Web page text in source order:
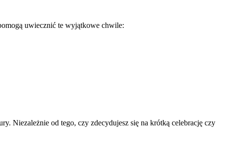
uwiecznić te wyjątkowe chwile:
Niezależnie od tego, czy zdecydujesz się na krótką celebrację czy